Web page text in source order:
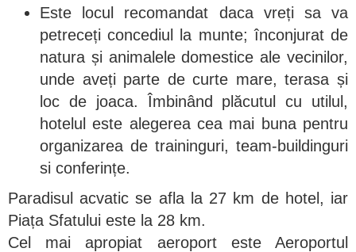
Este locul recomandat daca vreți sa va
petreceți concediul la munte; înconjurat de
natura și animalele domestice ale vecinilor,
unde aveți parte de curte mare, terasa și
loc de joaca. Îmbinând plăcutul cu utilul,
hotelul este alegerea cea mai buna pentru
organizarea de traininguri, team-buildinguri
si conferințe.
Paradisul acvatic se afla la 27 km de hotel, iar
Piața Sfatului este la 28 km.
Cel mai apropiat aeroport este Aeroportul